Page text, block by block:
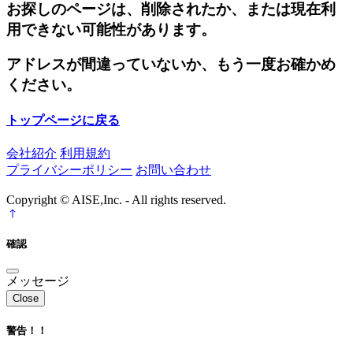
お探しのページは、削除されたか、または現在利
用できない可能性があります。
アドレスが間違っていないか、もう一度お確かめ
ください。
トップページに戻る
会社紹介 利用規約
プライバシーポリシー お問い合わせ
Copyright © AISE,Inc. - All rights reserved.
確認
メッセージ
Close
警告！！